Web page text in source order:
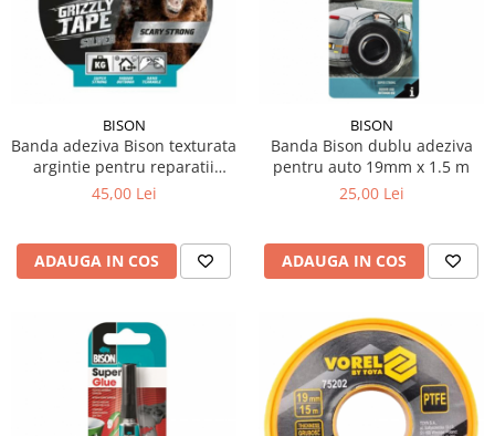
BISON
Banda adeziva Bison texturata
argintie pentru reparatii
48mm x 10m
45,00 Lei
ADAUGA IN COS
BISON
Banda Bison dublu adeziva
pentru auto 19mm x 1.5 m
25,00 Lei
ADAUGA IN COS